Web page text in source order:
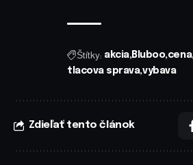
Štítky: akcia Bluboo cena
tlacova sprava vybava
Zdieľať tento článok